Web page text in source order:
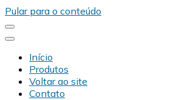
Pular para o conteúdo
Início
Produtos
Voltar ao site
Contato